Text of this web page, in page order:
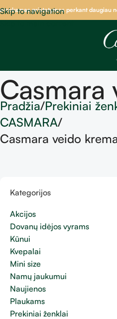
Skip to navigationpristatymas perkant daugiau
Casmara
Pradžia Prekiniai
CASMARA
Casmara veido
Kategorijos
Akcijos
Dovanų idėjos vyrams
Kūnui
Kvepalai
Mini size
Namų jaukumui
Naujienos
Plaukams
Prekiniai ženklai